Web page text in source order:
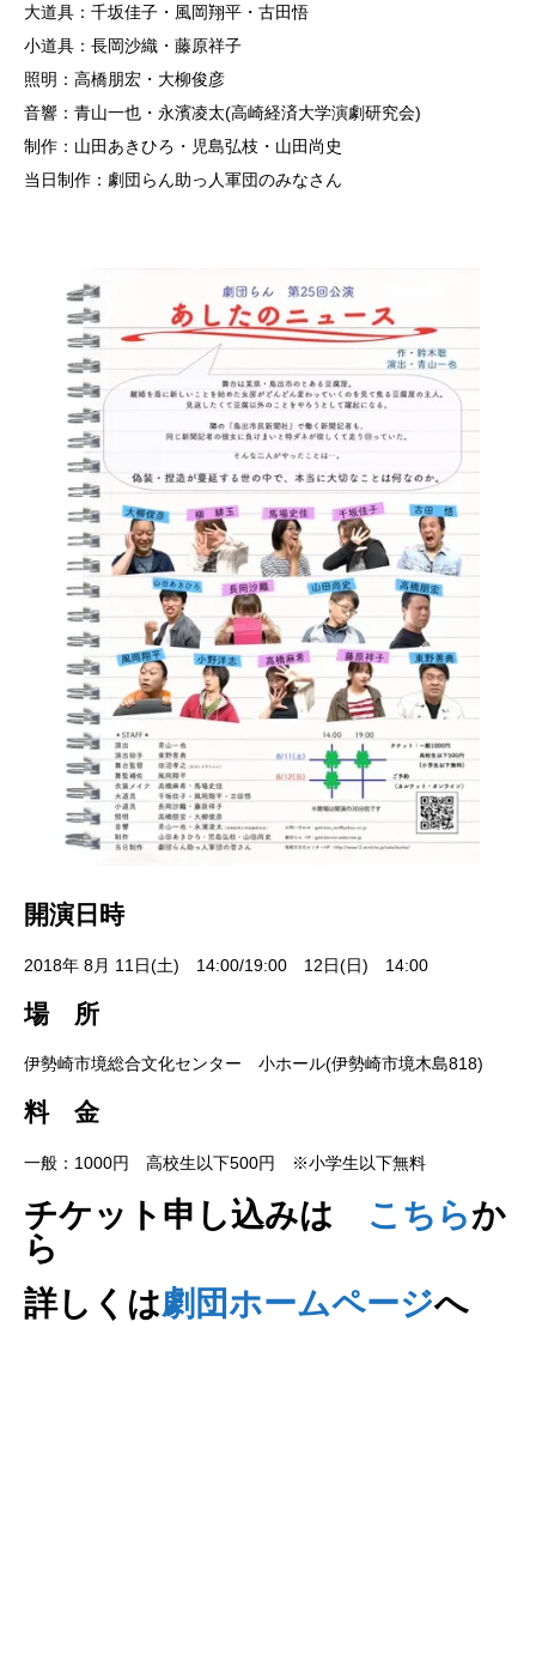
大道具：千坂佳子・風岡翔平・古田悟
小道具：長岡沙織・藤原祥子
照明：高橋朋宏・大柳俊彦
音響：青山一也・永濱凌太(高崎経済大学演劇研究会)
制作：山田あきひろ・児島弘枝・山田尚史
当日制作：劇団らん助っ人軍団のみなさん
開演日時
2018年 8月 11日(土) 14:00/19:00 12日(日) 14:00
場 所
伊勢崎市境総合文化センター 小ホール(伊勢崎市境木島818)
料 金
一般：1000円 高校生以下500円 ※小学生以下無料
チケット申し込みは こちらか
ら
詳しくは劇団ホームページへ